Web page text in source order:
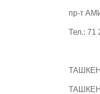
пр-т
Тел.: 71